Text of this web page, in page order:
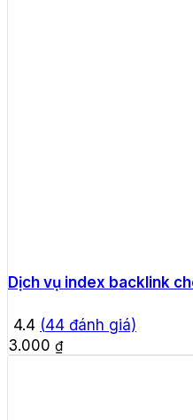
Dịch vụ index backlink
4.4 (44 đánh giá)
3.000 ₫